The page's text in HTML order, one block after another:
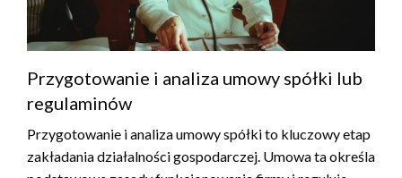
Przygotowanie i analiza umowy spółki lub
regulaminów
Przygotowanie i analiza umowy spółki to kluczowy etap
zakładania działalności gospodarczej. Umowa ta określa